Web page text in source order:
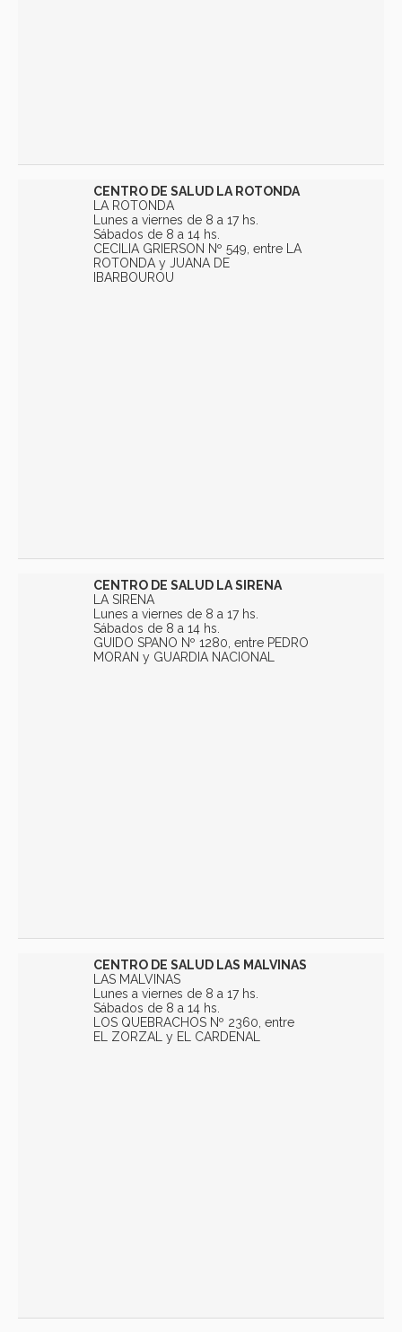
CENTRO DE SALUD LA ROTONDA
LA ROTONDA
Lunes a viernes de 8 a 17 hs.
Sábados de 8 a 14 hs.
CECILIA GRIERSON Nº 549, entre LA
ROTONDA y JUANA DE
IBARBOUROU
CENTRO DE SALUD LA SIRENA
LA SIRENA
Lunes a viernes de 8 a 17 hs.
Sábados de 8 a 14 hs.
GUIDO SPANO Nº 1280, entre PEDRO
MORAN y GUARDIA NACIONAL
CENTRO DE SALUD LAS MALVINAS
LAS MALVINAS
Lunes a viernes de 8 a 17 hs.
Sábados de 8 a 14 hs.
LOS QUEBRACHOS Nº 2360, entre
EL ZORZAL y EL CARDENAL